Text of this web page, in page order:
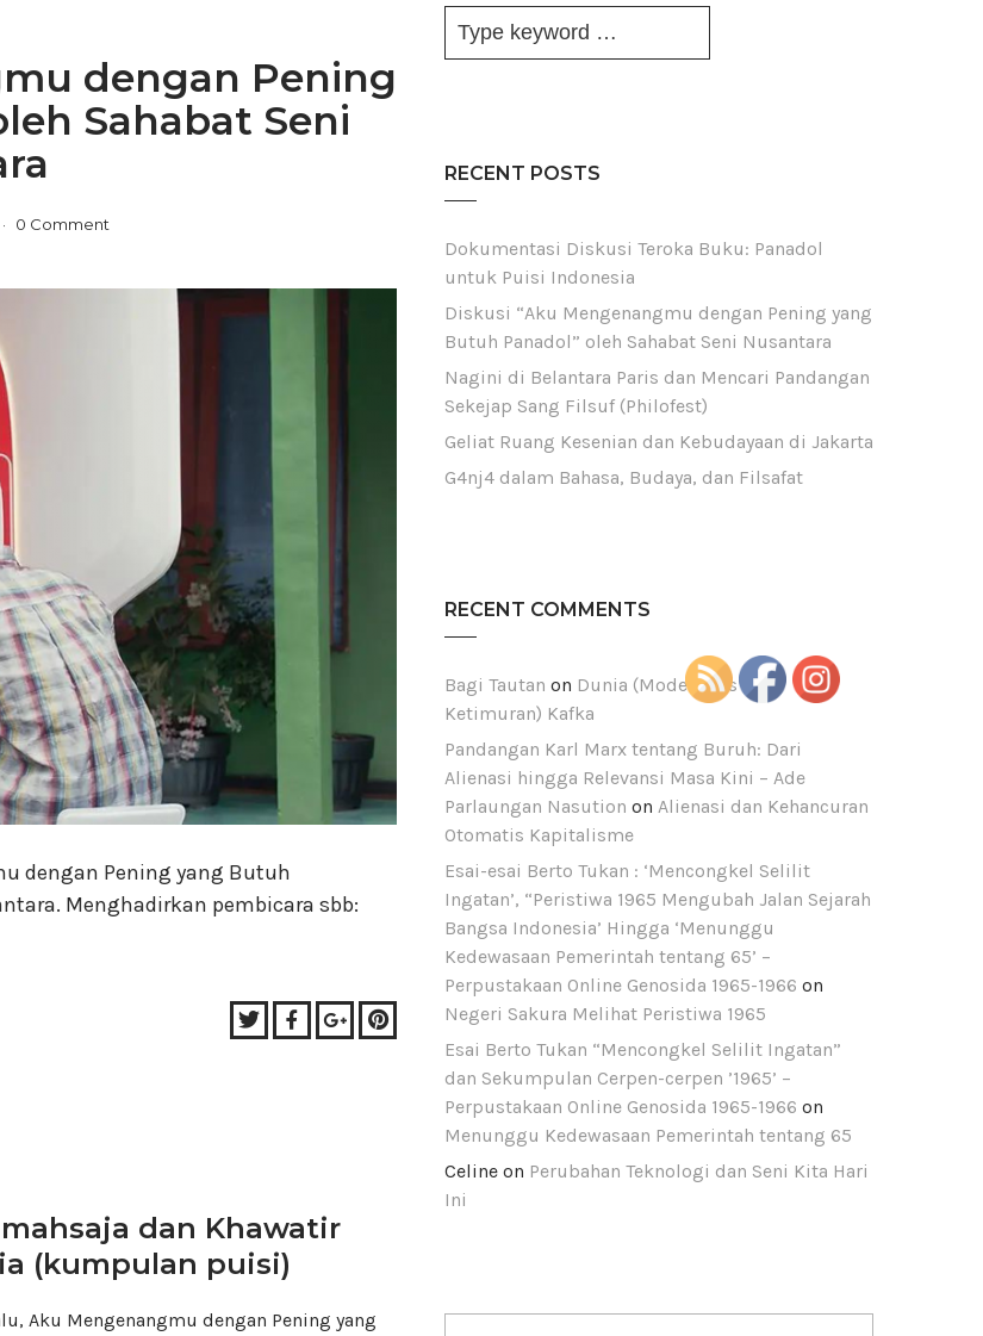
dengan Pening
Sahabat Seni
0 Comment
dengan Pening yang Butuh
Menghadirkan pembicara sbb:
TwitterFacebookGoogle+Pinterest
dan Khawatir
(kumpulan puisi)
Aku Mengenangmu dengan Pening yang
RECENT POSTS
Dokumentasi Diskusi Teroka Buku: Panadol
untuk Puisi Indonesia
Diskusi “Aku Mengenangmu dengan Pening yang
Butuh Panadol” oleh Sahabat Seni Nusantara
Nagini di Belantara Paris dan Mencari Pandangan
Sekejap Sang Filsuf (Philofest)
Geliat Ruang Kesenian dan Kebudayaan di Jakarta
G4nj4 dalam Bahasa, Budaya, dan Filsafat
RECENT COMMENTS
Bagi Tautan on Dunia (Modernitas dan
Ketimuran) Kafka
Pandangan Karl Marx tentang Buruh: Dari
Alienasi hingga Relevansi Masa Kini – Ade
Parlaungan Nasution on Alienasi dan Kehancuran
Otomatis Kapitalisme
Esai-esai Berto Tukan : ‘Mencongkel Selilit
Ingatan’, “Peristiwa 1965 Mengubah Jalan Sejarah
Bangsa Indonesia’ Hingga ‘Menunggu
Kedewasaan Pemerintah tentang 65’ –
Perpustakaan Online Genosida 1965-1966 on
Negeri Sakura Melihat Peristiwa 1965
Esai Berto Tukan “Mencongkel Selilit Ingatan”
dan Sekumpulan Cerpen-cerpen ’1965’ –
Perpustakaan Online Genosida 1965-1966 on
Menunggu Kedewasaan Pemerintah tentang 65
Celine on Perubahan Teknologi dan Seni Kita Hari
Ini